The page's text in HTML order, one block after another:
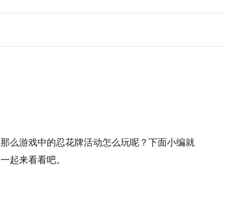
么游戏中的忍花牌活动怎么玩呢？下面小编就
起来看看吧。